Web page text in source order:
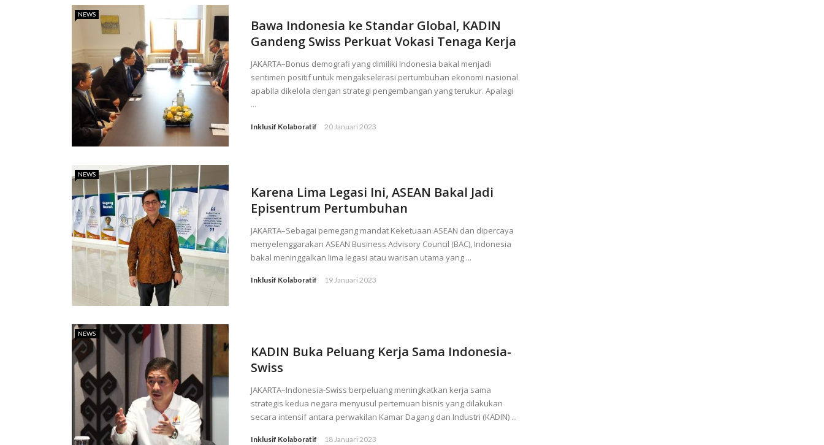
NEWS
Bawa Indonesia ke Standar Global, KADIN
Gandeng Swiss Perkuat Vokasi Tenaga Kerja
JAKARTA–Bonus demografi yang dimiliki Indonesia bakal menjadi
sentimen positif untuk mengakselerasi pertumbuhan ekonomi nasional
apabila dikelola dengan strategi pengembangan yang terukur. Apalagi
...
Inklusif Kolaboratif 20 Januari 2023
NEWS
Karena Lima Legasi Ini, ASEAN Bakal Jadi
Episentrum Pertumbuhan
JAKARTA–Sebagai pemegang mandat Keketuaan ASEAN dan dipercaya
menyelenggarakan ASEAN Business Advisory Council (BAC), Indonesia
bakal meninggalkan lima legasi atau warisan utama yang ...
Inklusif Kolaboratif 19 Januari 2023
NEWS
KADIN Buka Peluang Kerja Sama Indonesia-
Swiss
JAKARTA–Indonesia-Swiss berpeluang meningkatkan kerja sama
strategis kedua negara menyusul pertemuan bisnis yang dilakukan
secara intensif antara perwakilan Kamar Dagang dan Industri (KADIN) ...
Inklusif Kolaboratif 18 Januari 2023